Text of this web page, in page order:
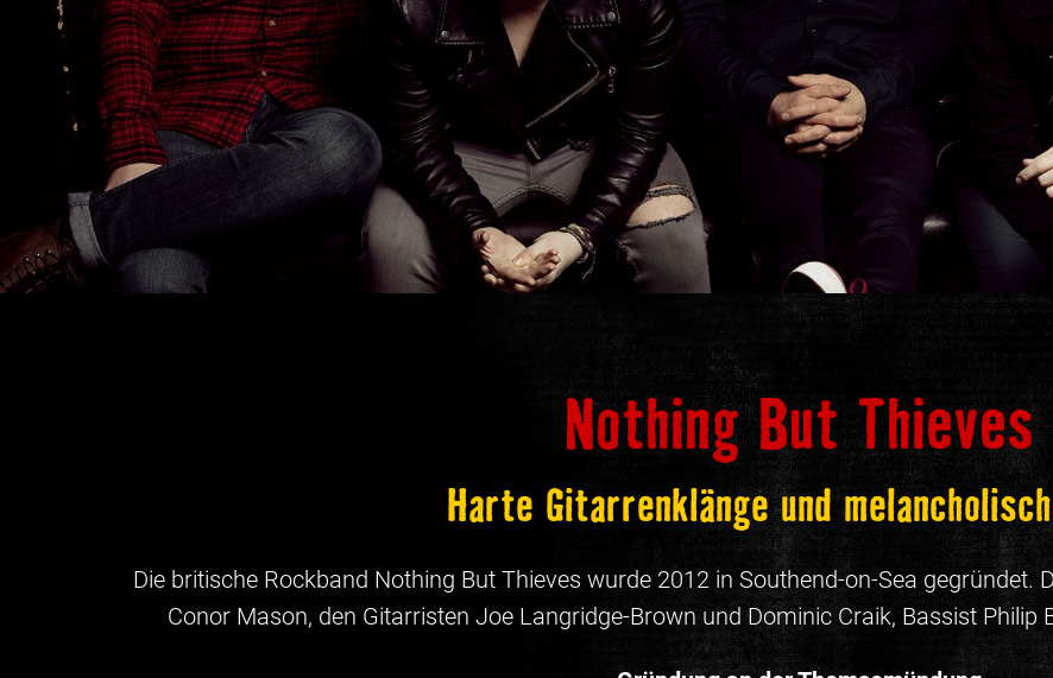
Nothing But Thieves
Harte Gitarrenklänge und
Die britische Rockband Nothing But Thieves wurde 2012 in Southend-on-Sea gegründet.
Conor Mason, den Gitarristen Joe Langridge-Brown und Dominic Craik, Bassist Philip